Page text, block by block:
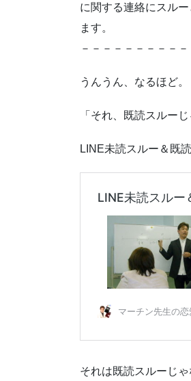
に関する連絡にスル
ます。
－－－－－－－－－
うんうん、なるほど。
「それ、既読スルー
LINE未読スルー＆既
それは既読スルーじゃ